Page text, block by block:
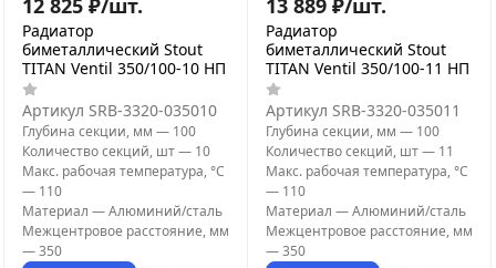
Радиатор
биметаллический Stout
TITAN Ventil 350/100-10 НП
Артикул SRB-3320-035010
Глубина секции, мм — 100
Количество секций, шт— 10
Макс. рабочая температура, °С
— 110
Материал —Алюминий/сталь
Межцентровое расстояние, мм
—350
Радиатор
биметаллический Stout
TITAN Ventil 350/100-11 НП
Артикул SRB-3320-035011
Глубина секции, мм — 100
Количество секций, шт— 11
Макс. рабочая температура, °С
— 110
Материал —Алюминий/сталь
Межцентровое расстояние, мм
—350